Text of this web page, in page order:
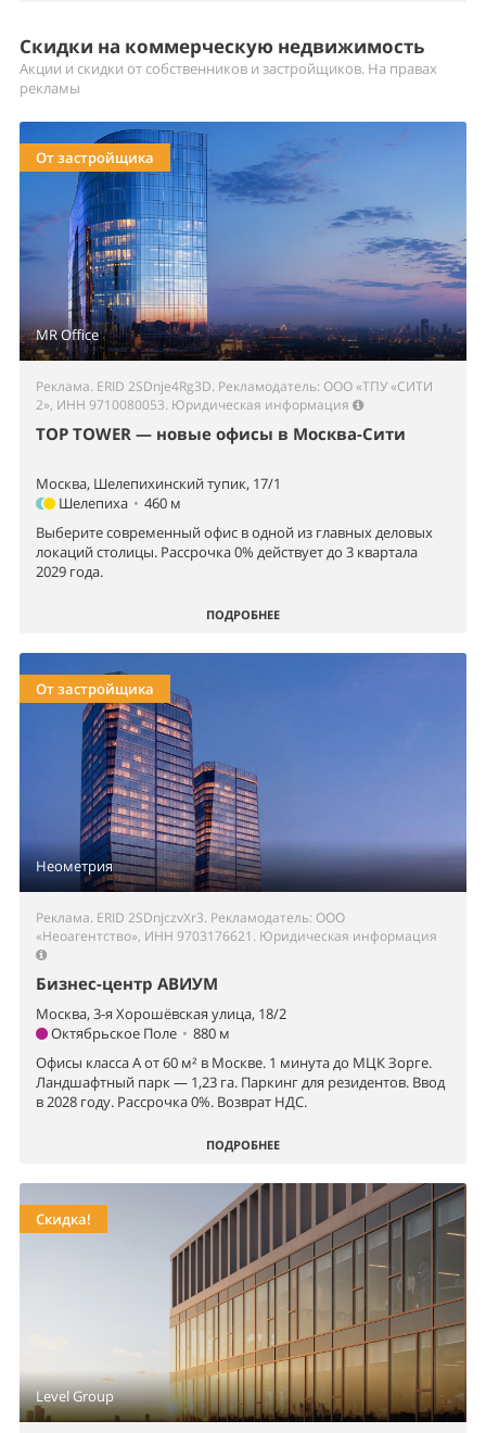
Скидки на коммерческую недвижимость
Акции и скидки от собственников и застройщиков. На правах
рекламы
MR Office
От застройщика
Реклама. ERID 2SDnje4Rg3D. Рекламодатель: ООО «ТПУ «СИТИ
2», ИНН 9710080053. Юридическая информация
TOP TOWER — новые офисы в Москва-Сити
Москва, Шелепихинский тупик, 17/1
Шелепиха • 460 м
Выберите современный офис в одной из главных деловых
локаций столицы. Рассрочка 0% действует до 3 квартала
2029 года.
ПОДРОБНЕЕ
Неометрия
От застройщика
Реклама. ERID 2SDnjczvXr3. Рекламодатель: ООО
«Неоагентство», ИНН 9703176621. Юридическая информация
Бизнес-центр АВИУМ
Москва, 3-я Хорошёвская улица, 18/2
Октябрьское Поле • 880 м
Офисы класса А от 60 м² в Москве. 1 минута до МЦК Зорге.
Ландшафтный парк — 1,23 га. Паркинг для резидентов. Ввод
в 2028 году. Рассрочка 0%. Возврат НДС.
ПОДРОБНЕЕ
Level Group
Скидка!